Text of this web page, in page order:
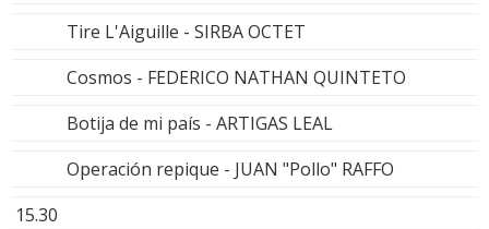
Tire L'Aiguille - SIRBA OCTET
Cosmos - FEDERICO NATHAN QUINTETO
Botija de mi país - ARTIGAS LEAL
Operación repique - JUAN "Pollo" RAFFO
15.30